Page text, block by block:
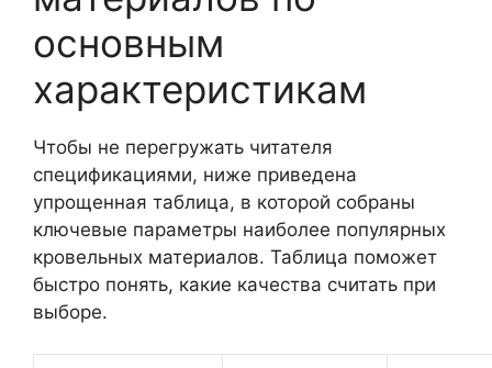
основным
характеристикам
Чтобы не перегружать читателя
спецификациями, ниже приведена
упрощенная таблица, в которой собраны
ключевые параметры наиболее популярных
кровельных материалов. Таблица поможет
быстро понять, какие качества считать при
выборе.